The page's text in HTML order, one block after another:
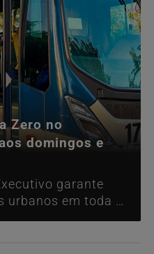
Zero no
domingos e
garante
urbanos em toda a
ampliar o acesso,